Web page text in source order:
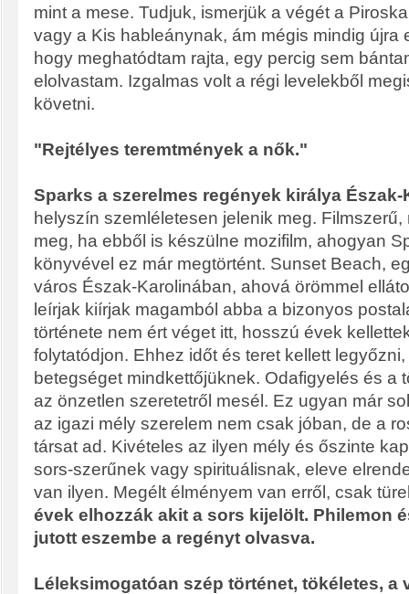
mint a mese. Tudjuk, ismerjük a végét a
vagy a Kis hableánynak, ám mégis mindig újra
hogy meghatódtam rajta, egy percig sem
elolvastam. Izgalmas volt a régi levelekből
követni.
"Rejtélyes teremtmények a nők."
Sparks a szerelmes regények királya
helyszín szemléletesen jelenik meg.
meg, ha ebből is készülne mozifilm, ahogyan
könyvével ez már megtörtént. Sunset Beach,
város Észak-Karolinában, ahová örömmel
leírjak kiírjak magamból abba a bizonyos
története nem ért véget itt, hosszú évek
folytatódjon. Ehhez időt és teret kellett
betegséget mindkettőjüknek. Odafigyelés és a
az önzetlen szeretetről mesél. Ez ugyan már
az igazi mély szerelem nem csak jóban, de a
társat ad. Kivételes az ilyen mély és őszinte
sors-szerűnek vagy spirituálisnak, eleve
van ilyen. Megélt élményem van erről, csak
évek elhozzák akit a sors kijelölt. Philemon
jutott eszembe a regényt olvasva.
Léleksimogatóan szép történet, tökéletes, a